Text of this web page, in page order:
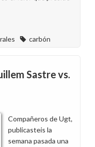
carbón
Sastre vs.
Compañeros de Ugt,
publicasteis la
semana pasada una